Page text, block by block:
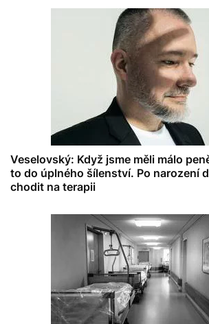
Veselovský: Když jsme měli málo
to do úplného šílenství. Po narození
chodit na terapii